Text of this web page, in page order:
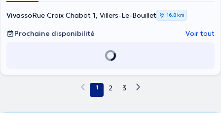
VivassoRue Croix Chabot 1, Villers-Le-Bouillet 16,8 km
Prochaine disponibilité Voir tout
1 2 3